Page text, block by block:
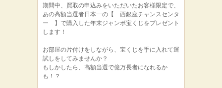
期間中、買取の申込みをいただいたお客様限定で、
あの高額当選者日本一の【 西銀座チャンスセンタ
ー 】で購入した年末ジャンボ宝くじをプレゼント
します！
お部屋の片付けをしながら、宝くじを手に入れて運
試しをしてみませんか？
もしかしたら、高額当選で億万長者になれるか
も！？